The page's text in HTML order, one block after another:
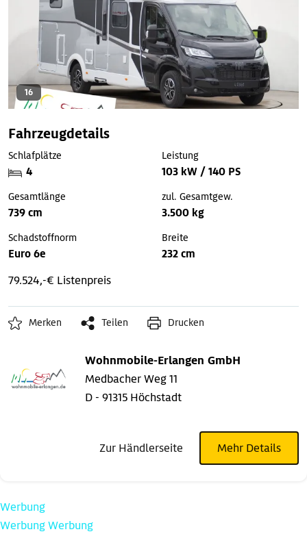
16
Fahrzeugdetails
Schlafplätze
4
Leistung
103 kW / 140 PS
Gesamtlänge
739 cm
zul. Gesamtgew.
3.500 kg
Schadstoffnorm
Euro 6e
Breite
232 cm
79.524,-€ Listenpreis
Merken Teilen Drucken
Wohnmobile-Erlangen GmbH
Medbacher Weg 11
D - 91315 Höchstadt
Zur Händlerseite Mehr Details
Werbung
WerbungWerbung